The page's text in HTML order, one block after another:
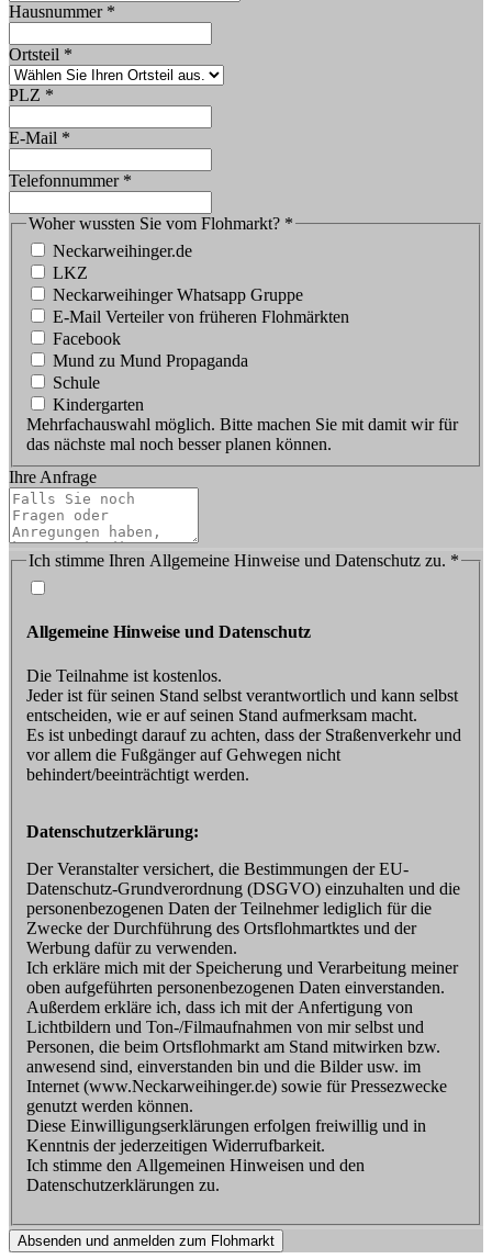
Hausnummer *
Ortsteil *
PLZ *
E-Mail *
Telefonnummer *
Woher wussten Sie vom Flohmarkt? *
Neckarweihinger.de
LKZ
Neckarweihinger Whatsapp Gruppe
E-Mail Verteiler von früheren Flohmärkten
Facebook
Mund zu Mund Propaganda
Schule
Kindergarten
Mehrfachauswahl möglich. Bitte machen Sie mit damit wir für
das nächste mal noch besser planen können.
Ihre Anfrage
Ich stimme Ihren Allgemeine Hinweise und Datenschutz zu. *
Allgemeine Hinweise und Datenschutz
Die Teilnahme ist kostenlos.
Jeder ist für seinen Stand selbst verantwortlich und kann selbst
entscheiden, wie er auf seinen Stand aufmerksam macht.
Es ist unbedingt darauf zu achten, dass der Straßenverkehr und
vor allem die Fußgänger auf Gehwegen nicht
behindert/beeinträchtigt werden.
Datenschutzerklärung:
Der Veranstalter versichert, die Bestimmungen der EU-
Datenschutz-Grundverordnung (DSGVO) einzuhalten und die
personenbezogenen Daten der Teilnehmer lediglich für die
Zwecke der Durchführung des Ortsflohmartktes und der
Werbung dafür zu verwenden.
Ich erkläre mich mit der Speicherung und Verarbeitung meiner
oben aufgeführten personenbezogenen Daten einverstanden.
Außerdem erkläre ich, dass ich mit der Anfertigung von
Lichtbildern und Ton-/Filmaufnahmen von mir selbst und
Personen, die beim Ortsflohmarkt am Stand mitwirken bzw.
anwesend sind, einverstanden bin und die Bilder usw. im
Internet (www.Neckarweihinger.de) sowie für Pressezwecke
genutzt werden können.
Diese Einwilligungserklärungen erfolgen freiwillig und in
Kenntnis der jederzeitigen Widerrufbarkeit.
Ich stimme den Allgemeinen Hinweisen und den
Datenschutzerklärungen zu.
Absenden und anmelden zum Flohmarkt